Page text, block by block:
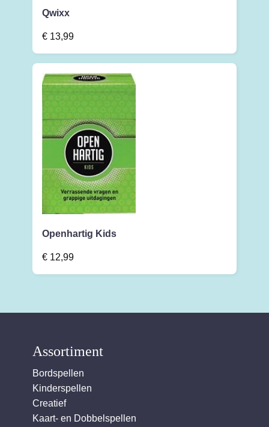
Qwixx
€ 13,99
Openhartig Kids
€ 12,99
Assortiment
Bordspellen
Kinderspellen
Creatief
Kaart- en Dobbelspellen